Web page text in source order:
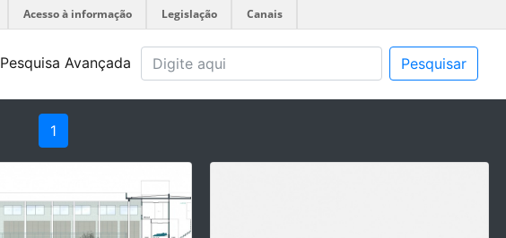
Acesso à informação Legislação Canais
Pesquisa Avançada Pesquisar
1